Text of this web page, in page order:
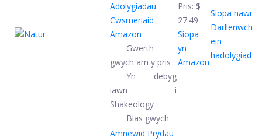
Adolygiadau
Cwsmeriaid
Amazon
Gwerth
gwych am y pris
Yn debyg
iawn i
Shakeology
Blas gwych
Pris: $
27.49
Siopa
yn
Amazon
Siopa nawr
Darllenwch
ein
hadolygiad
Amnewid Prydau